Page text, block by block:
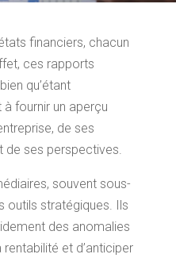
financiers, chacun
ces rapports
qu’étant
fournir un aperçu
de ses
de ses perspectives.
souvent sous-
outils stratégiques. Ils
des anomalies
et d’anticiper